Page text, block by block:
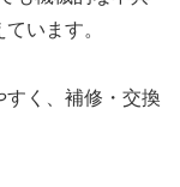
います。
すく、補修・交換